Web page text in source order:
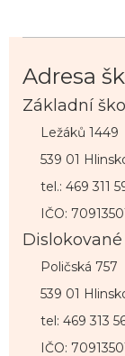
Adresa
Základní
Ležáků 1449
539 01
tel.: 469 311
IČO:
Poličská 757
539 01
tel: 469 313
IČO: